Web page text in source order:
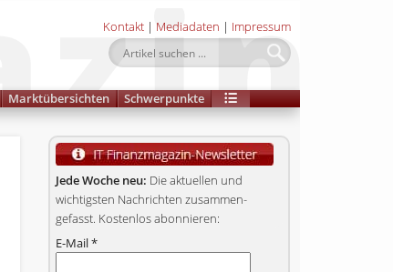
Kontakt | Mediadaten | Impressum
Marktübersichten Schwerpunkte
Jede Woche neu: Die aktuellen und
wichtigsten Nachrichten zusammen­
gefasst. Kostenlos abonnieren:
E-Mail*